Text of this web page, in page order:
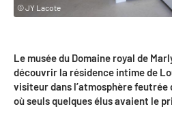
Dispositifs d'enquêtes
Chiffres Annuels
Chiffres clés de la destination
Mode d'emploi formations
Formations OT
Ateliers
Croisiéristes/Bateaux
Parcs d’attractions et animaliers
© JY Lacote
Le musée du Domaine royal de
découvrir la résidence intime de
visiteur dans l’atmosphère
où seuls quelques élus avaient le